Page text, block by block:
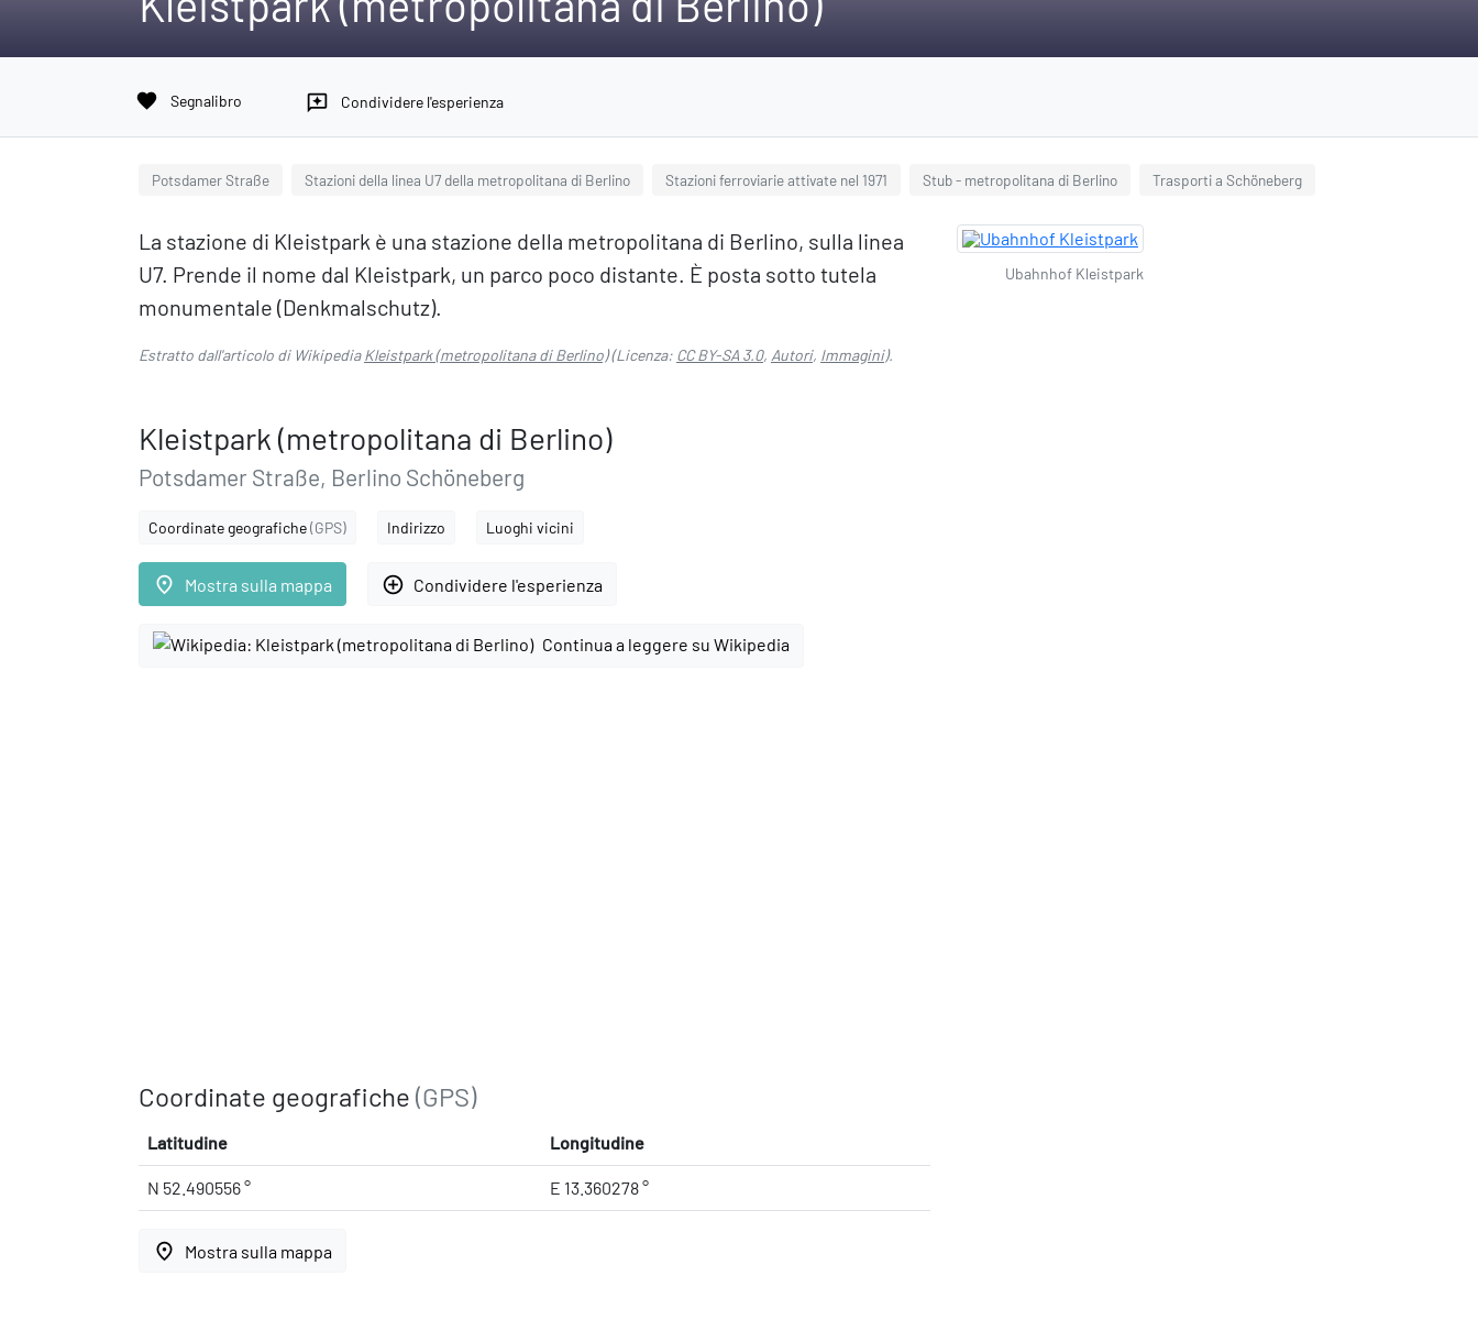
favorite Segnalibro reviews Condividere l'esperienza
Potsdamer Straße Stazioni della linea U7 della metropolitana di Berlino Stazioni ferroviarie attivate nel 1971 Stub - metropolitana di Berlino Trasporti a Schöneberg
La stazione di Kleistpark è una stazione della metropolitana di Berlino, sulla linea
U7. Prende il nome dal Kleistpark, un parco poco distante. È posta sotto tutela
monumentale (Denkmalschutz).
Estratto dall'articolo di WikipediaKleistpark (metropolitana di Berlino)(Licenza: CC BY-SA 3.0, Autori, Immagini).
Kleistpark (metropolitana di Berlino)
Potsdamer Straße, Berlino Schöneberg
Coordinate geografiche(GPS) Indirizzo Luoghi vicini
place Mostra sulla mappa add_circle_outline Condividere l'esperienza
Continua a leggere su Wikipedia
Coordinate geografiche (GPS)
Latitudine Longitudine
N 52.490556 ° E 13.360278 °
place Mostra sulla mappa
Ubahnhof Kleistpark